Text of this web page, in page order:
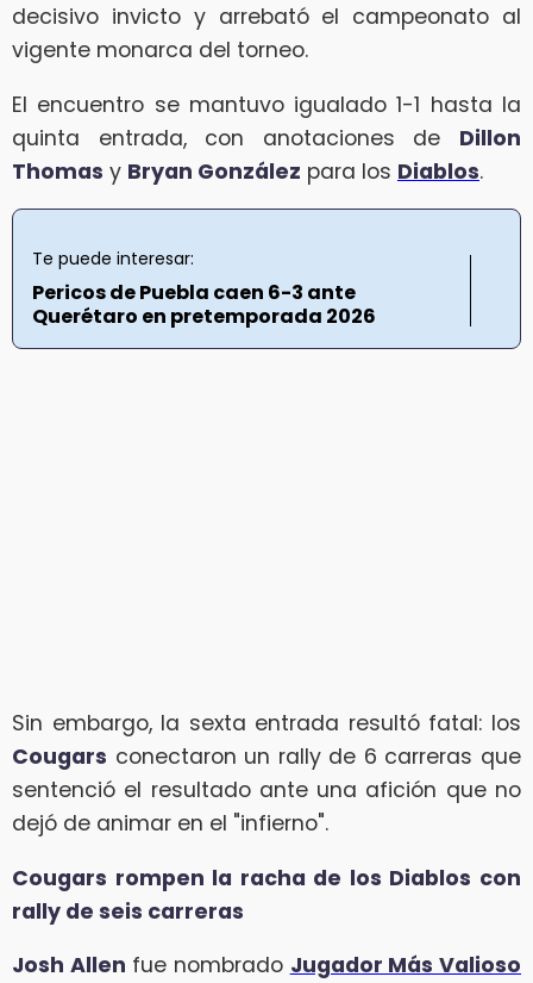
decisivo invicto y arrebató el campeonato al
vigente monarca del torneo.
El encuentro se mantuvo igualado 1-1 hasta la
quinta entrada, con anotaciones de Dillon
Thomas y Bryan González para los Diablos.
Te puede interesar:
Pericos de Puebla caen 6-3 ante
Querétaro en pretemporada 2026
Sin embargo, la sexta entrada resultó fatal: los
Cougars conectaron un rally de 6 carreras que
sentenció el resultado ante una afición que no
dejó de animar en el "infierno".
Cougars rompen la racha de los Diablos con
rally de seis carreras
Josh Allen fue nombrado Jugador Más Valioso